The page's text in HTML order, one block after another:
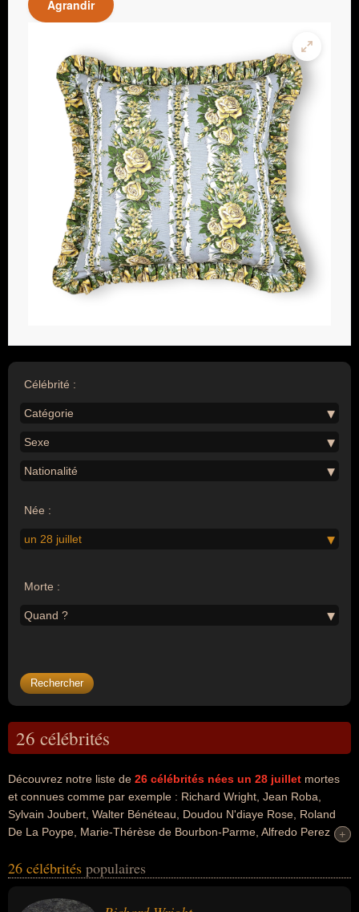
Agrandir
Célébrité :
Catégorie
Sexe
Nationalité
Née :
un 28 juillet
Morte :
Quand ?
26 célébrités
Découvrez notre liste de 26 célébrités nées un 28 juillet mortes
et connues comme par exemple : Richard Wright, Jean Roba,
Sylvain Joubert, Walter Bénéteau, Doudou N'diaye Rose, Roland
De La Poype, Marie-Thérèse de Bourbon-Parme, Alfredo Perez
peuvent avoir des liens variés dans les domaines de l'art, de la
du doublage, du théâtre, du cyclisme, du cyclisme sur route, du
+
+
26 célébrités populaires